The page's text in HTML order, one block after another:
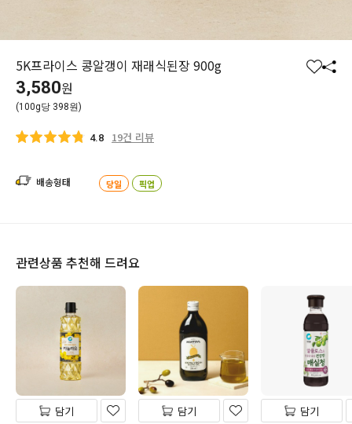
5K프라이스 콩알갱이 재래식된장 900g
찜 공
3,580원
(100g당 398원)
4.8 19건 리뷰
배송형태 당일 픽업
관련상품 추천해 드려요
담기 담기 담기